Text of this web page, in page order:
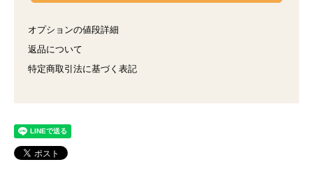
オプションの値段詳細
返品について
特定商取引法に基づく表記